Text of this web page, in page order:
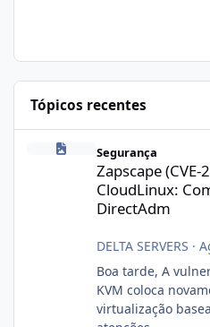
Tópicos recentes
Zapscape (CVE-2026-64561)
Segurança
Zapscape
CloudLinux:
DirectAdm
DELTA SERVERS ·
Boa tarde, A
KVM coloca
virtualização